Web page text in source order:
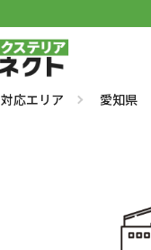
対応エリア 愛知県